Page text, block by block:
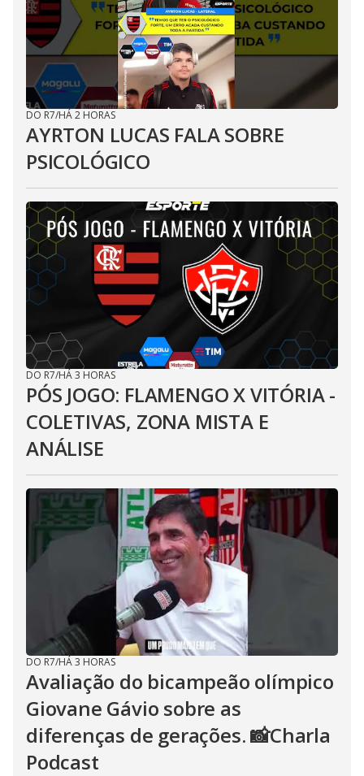
DO R7/HÁ 2 HORAS
AYRTON LUCAS FALA SOBRE
PSICOLÓGICO
DO R7/HÁ 3 HORAS
PÓS JOGO: FLAMENGO X VITÓRIA -
COLETIVAS, ZONA MISTA E
ANÁLISE
DO R7/HÁ 3 HORAS
Avaliação do bicampeão olímpico
Giovane Gávio sobre as
diferenças de gerações. 📸Charla
Podcast